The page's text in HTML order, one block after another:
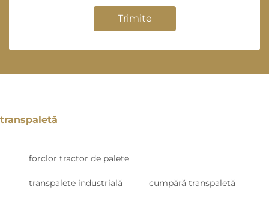
Trimite
transpaletă
forclor tractor de palete
transpalete industrială cumpără transpaletă